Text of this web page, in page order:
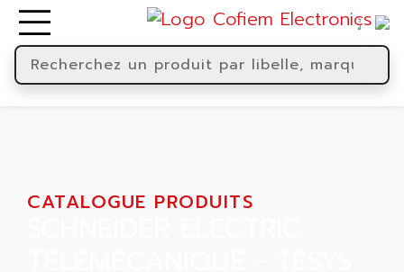
CATALOGUE PRODUITS